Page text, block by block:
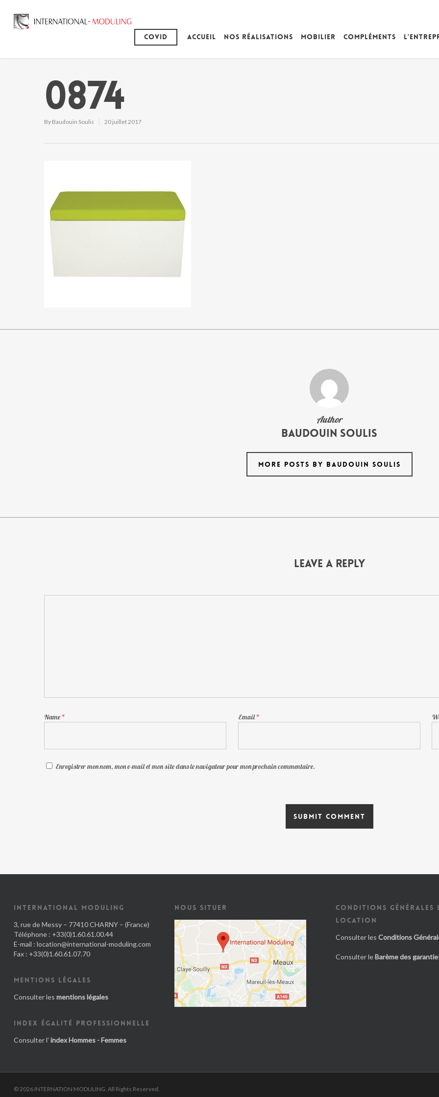
Covid Accueil Nos réalisations Mobilier Compléments
0874
By Baudouin Soulis 20 juillet 2017
Author
Baudouin Soulis
MORE POSTS BY BAUDOUIN SOULIS
Leave a Reply
Name * Email*
Enregistrer mon nom, mon e-mail et mon site dans le navigateur pour mon prochain commentaire.
INTERNATIONAL MODULING
3, rue de Messy – 77410 CHARNY – (France)
Téléphone : +33(0)1.60.61.00.44
E-mail : location@international-moduling.com
Fax : +33(0)1.60.61.07.70
MENTIONS LÉGALES
Consulter les mentions légales
INDEX ÉGALITÉ PROFESSIONNELLE
Consulter l' index Hommes - Femmes
NOUS SITUER
CONDITIONS GÉNÉRALES
LOCATION
Consulter les Conditions
Consulter leBarème des
© 2026 INTERNATION MODULING. All Rights Reserved.